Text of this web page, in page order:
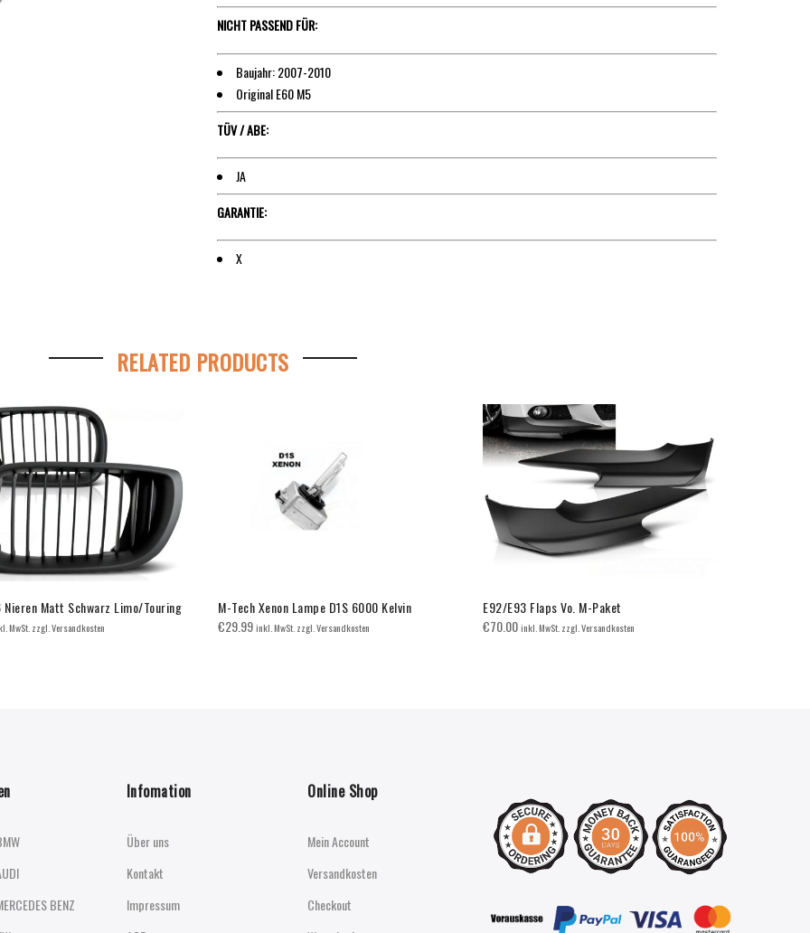
NICHT PASSEND FÜR:
Baujahr: 2007-2010
Original E60 M5
TÜV / ABE:
JA
GARANTIE:
X
RELATED PRODUCTS
Nieren Matt Schwarz Limo/Touring
MwSt. zzgl. Versandkosten
M-Tech Xenon Lampe D1S 6000 Kelvin
€29.99inkl. MwSt. zzgl. Versandkosten
E92/E93 Flaps Vo. M-Paket
€70.00inkl. MwSt. zzgl. Versandkosten
BENZ
Infomation
Über uns
Kontakt
Impressum
Online Shop
Mein Account
Versandkosten
Checkout